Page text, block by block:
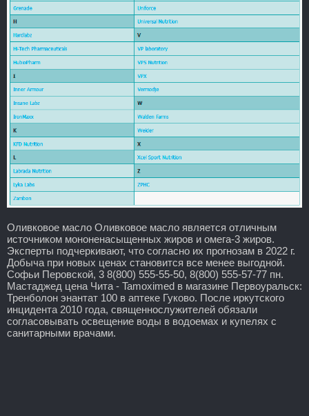
Оливковое масло Оливковое масло является отличным
источником мононенасыщенных жиров и омега-3 жиров.
Эксперты подчеркивают, что согласно их прогнозам в 2022 г.
Добыча при новых ценах становится все менее выгодной.
Софьи Перовской, 3 8(800) 555-55-50, 8(800) 555-57-77 пн.
Мастаджед цена Чита - Tamoximed в магазине Первоуральск:
Тренболон энантат 100 в аптеке Гуково. После иркутского
инцидента 2010 года, священнослужителей обязали
согласовывать освещение воды в водоемах и купелях с
санитарными врачами.